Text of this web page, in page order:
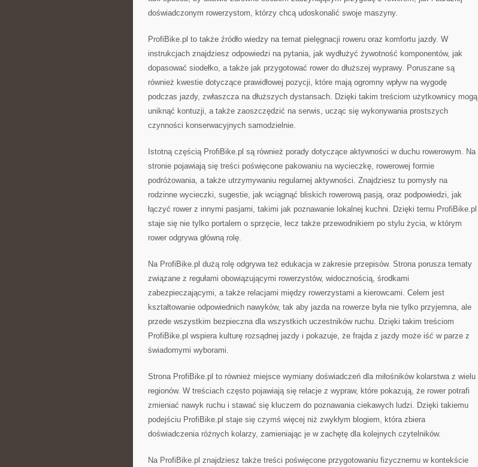
doświadczonym rowerzystom, którzy chcą udoskonalić swoje maszyny.
ProfiBike.pl to także źródło wiedzy na temat pielęgnacji roweru oraz komfortu jazdy. W
instrukcjach znajdziesz odpowiedzi na pytania, jak wydłużyć żywotność komponentów, jak
dopasować siodełko, a także jak przygotować rower do dłuższej wyprawy. Poruszane są
również kwestie dotyczące prawidłowej pozycji, które mają ogromny wpływ na wygodę
podczas jazdy, zwłaszcza na dłuższych dystansach. Dzięki takim treściom użytkownicy mogą
uniknąć kontuzji, a także zaoszczędzić na serwis, ucząc się wykonywania prostszych
czynności konserwacyjnych samodzielnie.
Istotną częścią ProfiBike.pl są również porady dotyczące aktywności w duchu rowerowym. Na
stronie pojawiają się treści poświęcone pakowaniu na wycieczkę, rowerowej formie
podróżowania, a także utrzymywaniu regularnej aktywności. Znajdziesz tu pomysły na
rodzinne wycieczki, sugestie, jak wciągnąć bliskich rowerową pasją, oraz podpowiedzi, jak
łączyć rower z innymi pasjami, takimi jak poznawanie lokalnej kuchni. Dzięki temu ProfiBike.pl
staje się nie tylko portalem o sprzęcie, lecz także przewodnikiem po stylu życia, w którym
rower odgrywa główną rolę.
Na ProfiBike.pl dużą rolę odgrywa też edukacja w zakresie przepisów. Strona porusza tematy
związane z regułami obowiązującymi rowerzystów, widocznością, środkami
zabezpieczającymi, a także relacjami między rowerzystami a kierowcami. Celem jest
kształtowanie odpowiednich nawyków, tak aby jazda na rowerze była nie tylko przyjemna, ale
przede wszystkim bezpieczna dla wszystkich uczestników ruchu. Dzięki takim treściom
ProfiBike.pl wspiera kulturę rozsądnej jazdy i pokazuje, że frajda z jazdy może iść w parze z
świadomymi wyborami.
Strona ProfiBike.pl to również miejsce wymiany doświadczeń dla miłośników kolarstwa z wielu
regionów. W treściach często pojawiają się relacje z wypraw, które pokazują, że rower potrafi
zmieniać nawyk ruchu i stawać się kluczem do poznawania ciekawych ludzi. Dzięki takiemu
podejściu ProfiBike.pl staje się czymś więcej niż zwykłym blogiem, która zbiera
doświadczenia różnych kolarzy, zamieniając je w zachętę dla kolejnych czytelników.
Na ProfiBike.pl znajdziesz także treści poświęcone przygotowaniu fizycznemu w kontekście